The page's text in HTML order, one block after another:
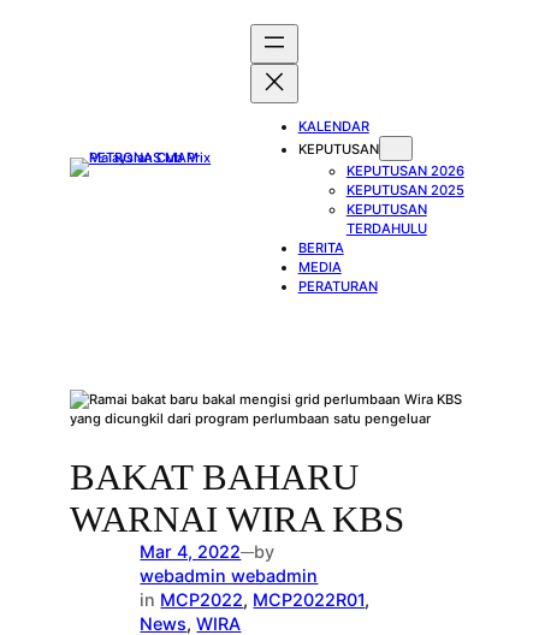
KALENDAR
KEPUTUSAN
KEPUTUSAN 2026
KEPUTUSAN 2025
KEPUTUSAN
TERDAHULU
BERITA
MEDIA
PERATURAN
BAKAT BAHARU
WARNAI WIRA KBS
Mar 4, 2022—by
webadmin webadmin
in MCP2022, MCP2022R01
News, WIRA